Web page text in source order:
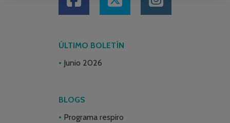
ÚLTIMO BOLETÍN
Junio 2026
BLOGS
Programa respiro